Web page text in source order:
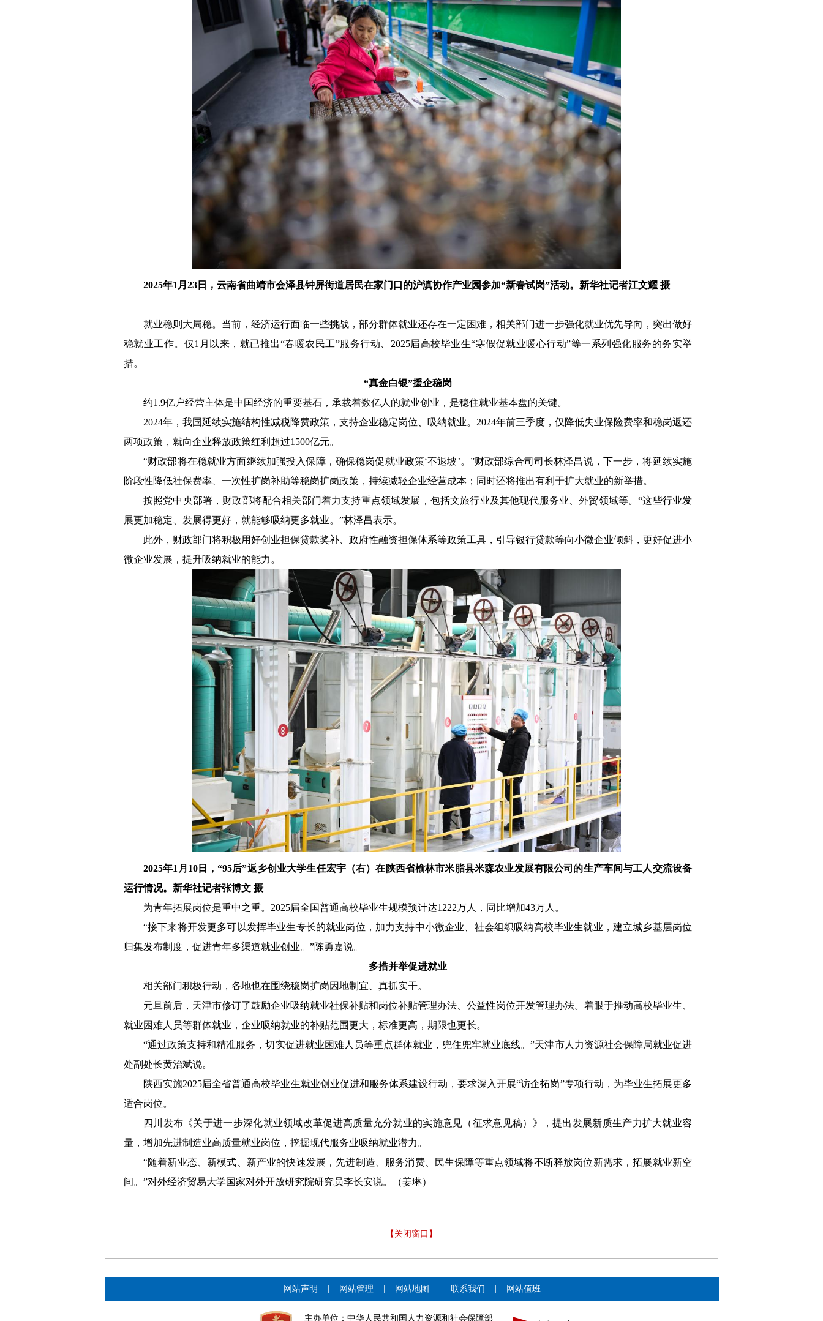
2025年1月23日，云南省曲靖市会泽县钟屏街道居民在家门口的沪滇协作产业园参加“新春试岗”活动。新华社记者江文耀 摄
就业稳则大局稳。当前，经济运行面临一些挑战，部分群体就业还存在一定困难，相关部门进一步强化就业优先导向，突出做好
稳就业工作。仅1月以来，就已推出“春暖农民工”服务行动、2025届高校毕业生“寒假促就业暖心行动”等一系列强化服务的务实举
措。
“真金白银”援企稳岗
约1.9亿户经营主体是中国经济的重要基石，承载着数亿人的就业创业，是稳住就业基本盘的关键。
2024年，我国延续实施结构性减税降费政策，支持企业稳定岗位、吸纳就业。2024年前三季度，仅降低失业保险费率和稳岗返还
两项政策，就向企业释放政策红利超过1500亿元。
“财政部将在稳就业方面继续加强投入保障，确保稳岗促就业政策‘不退坡’。”财政部综合司司长林泽昌说，下一步，将延续实施
阶段性降低社保费率、一次性扩岗补助等稳岗扩岗政策，持续减轻企业经营成本；同时还将推出有利于扩大就业的新举措。
按照党中央部署，财政部将配合相关部门着力支持重点领域发展，包括文旅行业及其他现代服务业、外贸领域等。“这些行业发
展更加稳定、发展得更好，就能够吸纳更多就业。”林泽昌表示。
此外，财政部门将积极用好创业担保贷款奖补、政府性融资担保体系等政策工具，引导银行贷款等向小微企业倾斜，更好促进小
微企业发展，提升吸纳就业的能力。
2025年1月10日，“95后”返乡创业大学生任宏宇（右）在陕西省榆林市米脂县米森农业发展有限公司的生产车间与工人交流设备
运行情况。新华社记者张博文 摄
为青年拓展岗位是重中之重。2025届全国普通高校毕业生规模预计达1222万人，同比增加43万人。
“接下来将开发更多可以发挥毕业生专长的就业岗位，加力支持中小微企业、社会组织吸纳高校毕业生就业，建立城乡基层岗位
归集发布制度，促进青年多渠道就业创业。”陈勇嘉说。
多措并举促进就业
相关部门积极行动，各地也在围绕稳岗扩岗因地制宜、真抓实干。
元旦前后，天津市修订了鼓励企业吸纳就业社保补贴和岗位补贴管理办法、公益性岗位开发管理办法。着眼于推动高校毕业生、
就业困难人员等群体就业，企业吸纳就业的补贴范围更大，标准更高，期限也更长。
“通过政策支持和精准服务，切实促进就业困难人员等重点群体就业，兜住兜牢就业底线。”天津市人力资源社会保障局就业促进
处副处长黄治斌说。
陕西实施2025届全省普通高校毕业生就业创业促进和服务体系建设行动，要求深入开展“访企拓岗”专项行动，为毕业生拓展更多
适合岗位。
四川发布《关于进一步深化就业领域改革促进高质量充分就业的实施意见（征求意见稿）》，提出发展新质生产力扩大就业容
量，增加先进制造业高质量就业岗位，挖掘现代服务业吸纳就业潜力。
“随着新业态、新模式、新产业的快速发展，先进制造、服务消费、民生保障等重点领域将不断释放岗位新需求，拓展就业新空
间。”对外经济贸易大学国家对外开放研究院研究员李长安说。
（姜琳）
【关闭窗口】